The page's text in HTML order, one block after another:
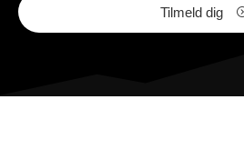
Tilmeld dig